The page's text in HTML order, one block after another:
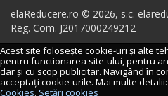
elaReducere.ro © 2026, s.c.
Reg. Com. J2017000249212
Acest site folosește cookie-uri și alte
pentru functionarea site-ului, pentru
dar și cu scop publicitar. Navigând în
acceptați cookie-urile. Mai multe detalii:
Cookies. Setări cookies